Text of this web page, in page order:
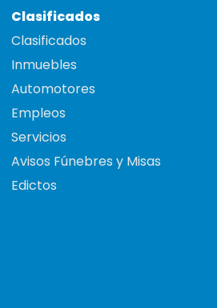
Clasificados
Clasificados
Inmuebles
Automotores
Empleos
Servicios
Avisos Fúnebres y Misas
Edictos